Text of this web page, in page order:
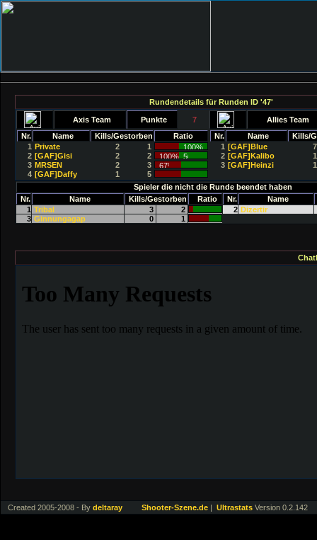
Rundendetails für Runden ID '47'
Axis Team Punkte 7
Allies Team
Nr.
Name Kills/Gestorben
Ratio
1 Private 2
1
2 [GAF]Gisi 2
2
3 MRSEN 2
3
4 [GAF]Daffy 1 5
Nr. Name
Kills/
1 [GAF]Blue
7
2 [GAF]Kalibo
1
3 [GAF]Heinzi 1
Spieler die nicht die Runde beendet haben
Nr.
Name Kills/Gestorben Ratio Nr.
Name
1 Tribal 3 2 2 Dizertir
3 Ginnungagap 0 1
Created 2005-2008 - By deltaray Shooter-Szene.de| UltrastatsVersion 0.2.142